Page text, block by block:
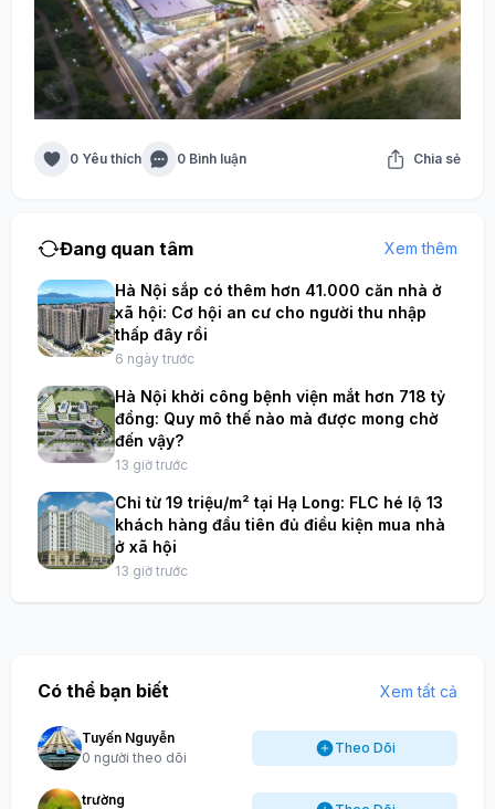
0 Yêu thích 0 Bình luận Chia sẻ
Đang quan tâm Xem thêm
Hà Nội sắp có thêm hơn 41.000 căn nhà ở
xã hội: Cơ hội an cư cho người thu nhập
thấp đây rồi
6 ngày trước
Hà Nội khởi công bệnh viện mắt hơn 718 tỷ
đồng: Quy mô thế nào mà được mong chờ
đến vậy?
13 giờ trước
Chỉ từ 19 triệu/m² tại Hạ Long: FLC hé lộ 13
khách hàng đầu tiên đủ điều kiện mua nhà
ở xã hội
13 giờ trước
Có thể bạn biết Xem tất cả
Tuyến Nguyễn
0 người theo dõi
Theo Dõi
trường